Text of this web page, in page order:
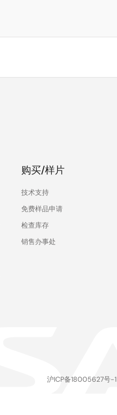
购买/样片
技术支持
免费样品申请
检查库存
销售办事处
沪ICP备18005627号-1